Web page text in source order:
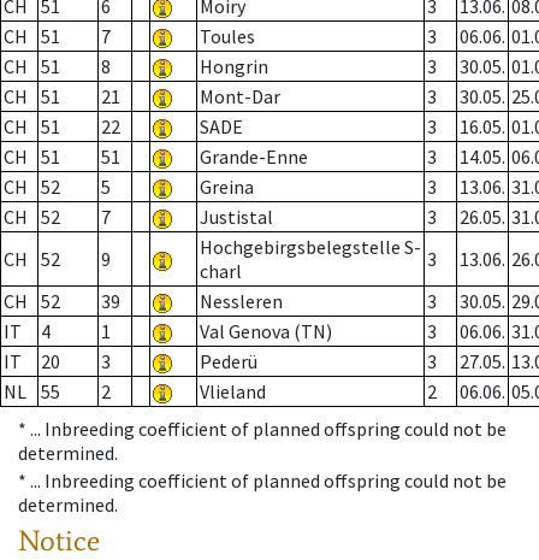
CH 51 6 Moiry 3 13.06.
CH
51 7 Toules 3 06.06.
CH
51 8 Hongrin 3 30.05.
CH
51 21 Mont-Dar 3 30.05.
CH
51 22 SADE 3 16.05.
CH
51 51 Grande-Enne 3 14.05.
CH
52 5 Greina 3 13.06.
CH
52 7 Justistal 3 26.05.
CH
52 9
Hochgebirgsbelegstelle S-
charl
3 13.06.
CH
52 39 Nessleren 3 30.05.
IT
4 1 Val Genova (TN) 3 06.06.
IT
20 3 Pederü 3 27.05.
NL 55 2 Vlieland 2 06.06.
* ... Inbreeding coefficient of planned offspring could not be
determined.
* ... Inbreeding coefficient of planned offspring could not be
determined.
Notice